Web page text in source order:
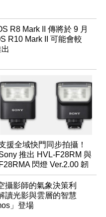
R8 Mark II 傳將於 9 月
R10 Mark II 可能會較
援全域快門同步拍攝！
推出 HVL-F28RM 與
F28RMA 閃燈 Ver.2.00 韌
攝影師的氣象決策利
讀光影與雲層的智慧
」登場